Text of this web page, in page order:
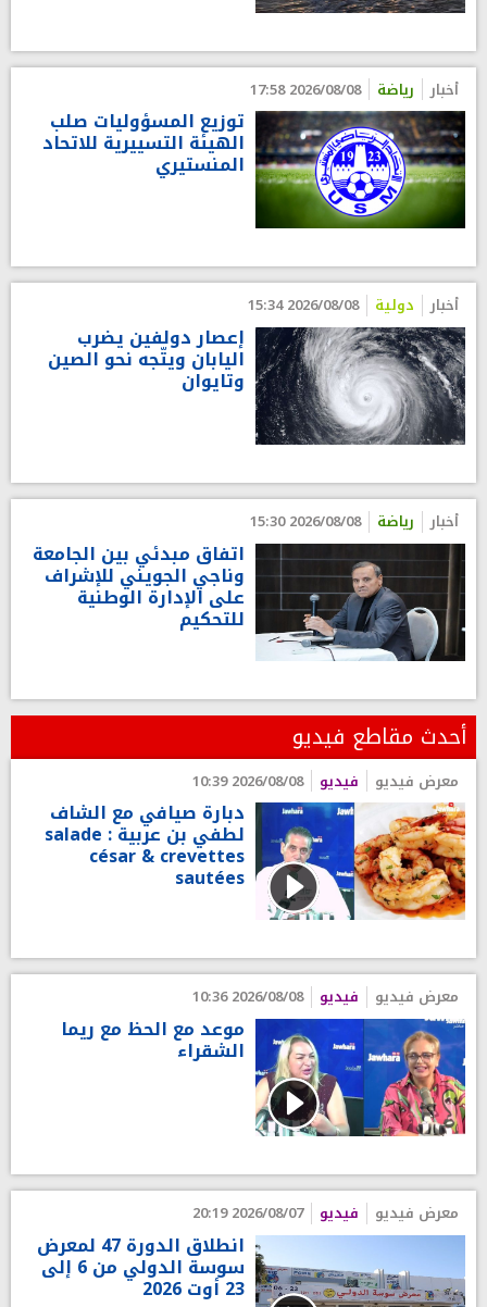
أخبار رياضة 2026/08/08 17:58
توزيع المسؤوليات صلب
الهيئة التسييرية للاتحاد
المنستيري
أخبار دولية 2026/08/08 15:34
إعصار دولفين يضرب
اليابان ويتّجه نحو الصين
وتايوان
أخبار رياضة 2026/08/08 15:30
اتفاق مبدئي بين الجامعة
وناجي الجويني للإشراف
على الإدارة الوطنية
للتحكيم
أحدث مقاطع فيديو
معرض فيديو فيديو 2026/08/08 10:39
دبارة صيافي مع الشاف
لطفي بن عربية : salade
césar & crevettes
sautées
معرض فيديو فيديو 2026/08/08 10:36
موعد مع الحظ مع ريما
الشقراء
معرض فيديو فيديو 2026/08/07 20:19
انطلاق الدورة 47 لمعرض
سوسة الدولي من 6 إلى
23 أوت 2026